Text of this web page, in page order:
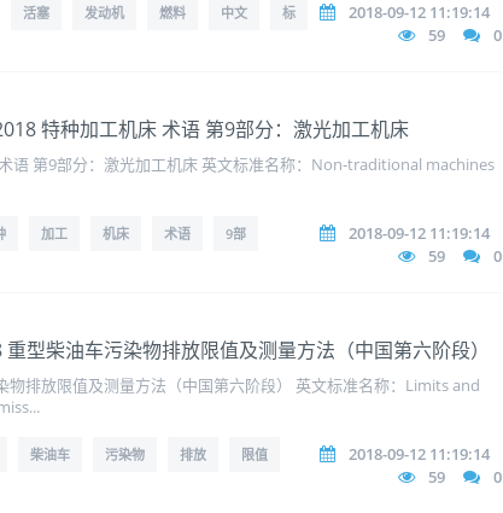
活塞 发动机 燃料 中文 标
2018-09-12 11:19:14
59
0
特种加工机床 术语 第9部分：激光加工机床
语 第9部分：激光加工机床 英文标准名称：Non-traditional machines
加工 机床 术语 9部
2018-09-12 11:19:14
59
0
型柴油车污染物排放限值及测量方法（中国第六阶段）
物排放限值及测量方法（中国第六阶段） 英文标准名称：Limits and
柴油车 污染物 排放 限值
2018-09-12 11:19:14
59
0